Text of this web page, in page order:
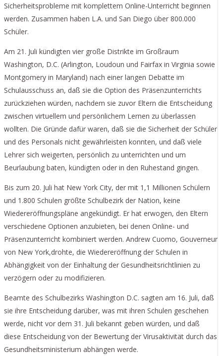
Sicherheitsprobleme mit komplettem Online-Unterricht beginnen
werden. Zusammen haben L.A. und San Diego über 800.000
Schüler.
Am 21. Juli kündigten vier große Distrikte im Großraum
Washington, D.C. (Arlington, Loudoun und Fairfax in Virginia sowie
Montgomery in Maryland) nach einer langen Debatte im
Schulausschuss an, daß sie die Option des Präsenzunterrichts
zurückziehen würden, nachdem sie zuvor Eltern die Entscheidung
zwischen virtuellem und persönlichem Lernen zu überlassen
wollten. Die Gründe dafür waren, daß sie die Sicherheit der Schüler
und des Personals nicht gewährleisten konnten, und daß viele
Lehrer sich weigerten, persönlich zu unterrichten und um
Beurlaubung baten, kündigten oder in den Ruhestand gingen.
Bis zum 20. Juli hat New York City, der mit 1,1 Millionen Schülern
und 1.800 Schulen größte Schulbezirk der Nation, keine
Wiedereröffnungspläne angekündigt. Er hat erwogen, den Eltern
verschiedene Optionen anzubieten, bei denen Online- und
Präsenzunterricht kombiniert werden. Andrew Cuomo, Gouverneur
von New York,drohte, die Wiedereröffnung der Schulen in
Abhängigkeit von der Einhaltung der Gesundheitsrichtlinien zu
verzögern oder zu modifizieren.
Beamte des Schulbezirks Washington D.C. sagten am 16. Juli, daß
sie ihre Entscheidung darüber, was mit ihren Schulen geschehen
werde, nicht vor dem 31. Juli bekannt geben würden, und daß
diese Entscheidung von der Bewertung der Virusaktivität durch das
Gesundheitsministerium abhängen werde.